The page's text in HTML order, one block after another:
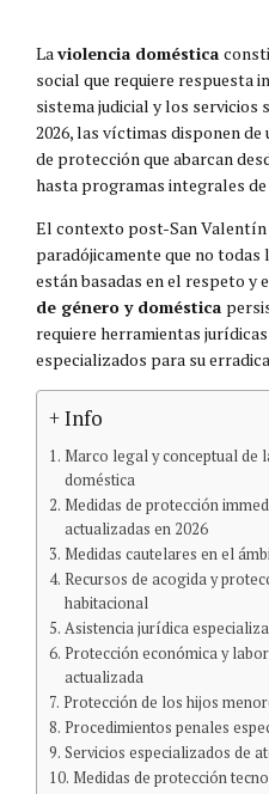
La violencia doméstica
social que requiere respuesta
sistema judicial y los servicios
2026, las víctimas disponen
de protección que abarcan
hasta programas integrales
El contexto post-San Valentín
paradójicamente que no
están basadas en el respeto y
de género y doméstica
requiere herramientas
especializados para su
+ Info
Marco legal y conceptual de
doméstica
Medidas de protección
actualizadas en 2026
Medidas cautelares en el
Recursos de acogida y
habitacional
Asistencia jurídica
Protección económica y
actualizada
Protección de los hijos
Procedimientos penales
Servicios especializados de
Medidas de protección